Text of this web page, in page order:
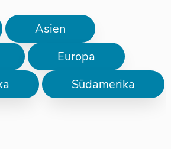
Asien
Europa
Südamerika